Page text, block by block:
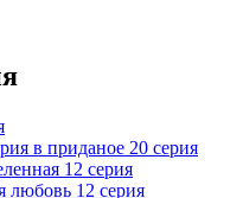
в приданое 20 серия
12 серия
любовь 12 серия